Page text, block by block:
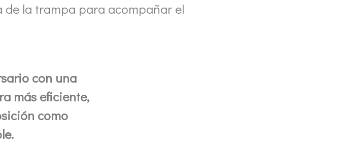
la trampa para acompañar el
con una
más eficiente,
como